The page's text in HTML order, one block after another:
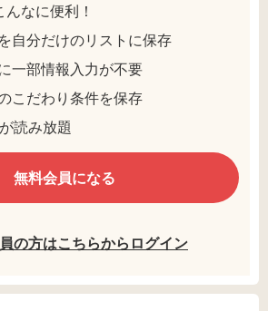
なに便利！
自分だけのリストに保存
一部情報入力が不要
こだわり条件を保存
読み放題
無料会員になる
の方はこちらからログイン